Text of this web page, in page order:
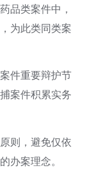
品类案件中，
为此类同类案
件重要辩护节
案件积累实务
则，避免仅依
办案理念。